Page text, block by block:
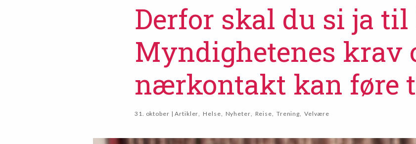
Derfor skal du si ja til
Myndighetenes krav
nærkontakt kan føre
31. oktober | Artikler Helse Nyheter Reise Trening Velvære